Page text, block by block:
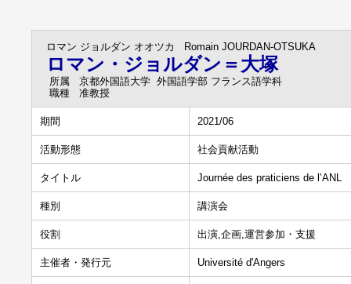
ロマン ジョルダン オオツカ Romain JOURDAN-OTSUKA
ロマン・ジョルダン＝大塚
所属
京都外国語大学 外国語学部 フランス語学科
職種
准教授
期間 2021/06
活動形態 社会貢献活動
タイトル Journée des praticiens de l’ANL
種別 講演会
役割 出演,企画,運営参加・支援
主催者・発行元 Université d'Angers